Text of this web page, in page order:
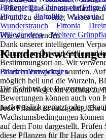
- Pflege: Eine der am
ab und zu ein wenig Wasser
Wie wir versenden
Dank unserer intelligenten
Pflanzen an Ort und Stelle und
Bestimmungsort an. Wir
Pflanzen entwickelt wurden.
möglich hell und die Wurzeln,
auf ihrem Weg vom Züchter zu
Jede Pflanze ist einzigartig. Die
Wachstumsbedingungen
auf dem Foto dargestellt.
diese Pflanzen für Ihr Haus
Birkenfeige, Chinesische Feige
Efeutute
Palmlilie Alocasia
Wunderstrauch
Fittonia
Philodendron
Weitere
Bereich überspringen
Die Echtheit der Bewertungen
Bewertungen können auch von
nachweislich genutzt oder